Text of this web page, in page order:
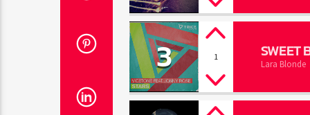
3 1 SWEET
Lara Blonde